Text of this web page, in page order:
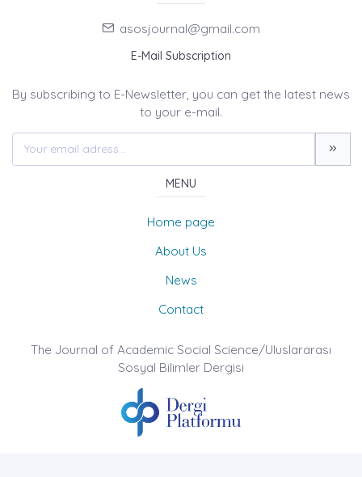
asosjournal@gmail.com
E-Mail Subscription
By subscribing to E-Newsletter, you can get the latest news
to your e-mail.
MENU
Home page
About Us
News
Contact
The Journal of Academic Social Science/Uluslararası
Sosyal Bilimler Dergisi